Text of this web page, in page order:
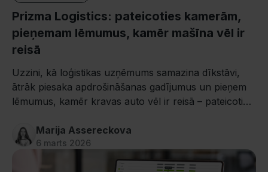
Prizma Logistics: pateicoties kamerām,
pieņemam lēmumus, kamēr mašīna vēl ir
reisā
Uzzini, kā loģistikas uzņēmums samazina dīkstāvi,
ātrāk piesaka apdrošināšanas gadījumus un pieņem
lēmumus, kamēr kravas auto vēl ir reisā – pateicoties
Marija Assereckova
6 marts 2026